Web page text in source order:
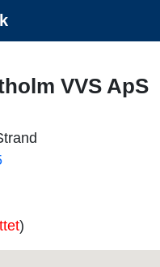
VVS ApS
)